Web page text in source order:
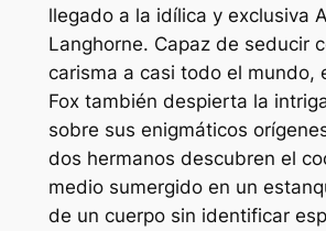
llegado a la idílica y exclusiva
Langhorne. Capaz de seducir
carisma a casi todo el mundo,
Fox también despierta la
sobre sus enigmáticos
dos hermanos descubren el
medio sumergido en un
de un cuerpo sin identificar